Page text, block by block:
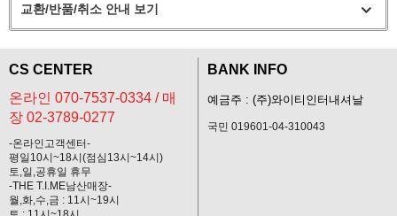
교환/반품/취소 안내 보기
CS CENTER
온라인 070-7537-0334 / 매
장 02-3789-0277
-온라인고객센터-
평일10시~18시(점심13시~14시)
토,일,공휴일 휴무
-THE T.I.ME남산매장-
월,화,수,금 : 11시~19시
BANK INFO
예금주 : (주)와이티인터내셔날
국민 019601-04-310043